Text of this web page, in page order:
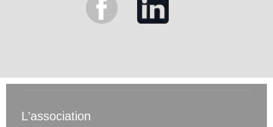
L'association